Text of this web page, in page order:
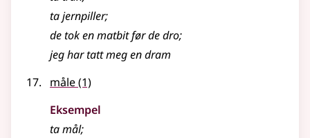
ta jernpiller;
de tok en matbit før de dro;
jeg har tatt meg en dram
måle(1)
Eksempel
ta mål;